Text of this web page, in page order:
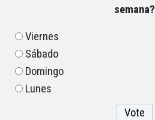
semana?
Viernes
Sábado
Domingo
Lunes